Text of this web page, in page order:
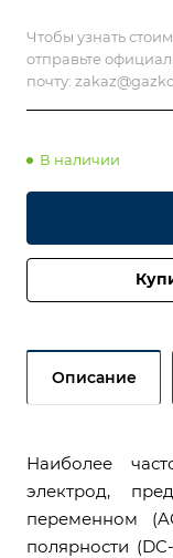
Чтобы узнать
отправьте
почту:
В наличии
Описание
Наиболее
электрод,
переменном
полярности